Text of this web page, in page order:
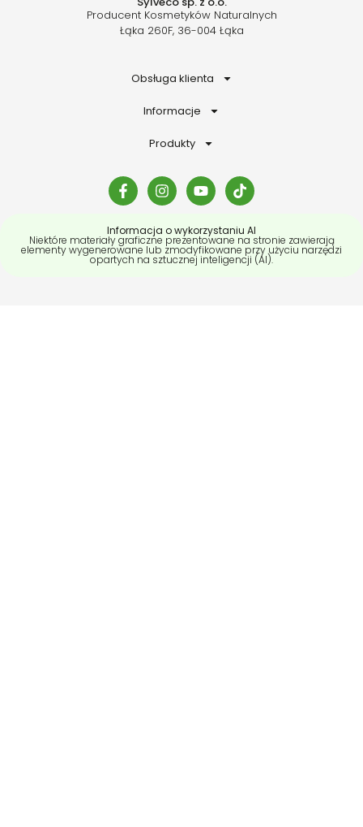
Producent Kosmetyków Naturalnych
Łąka 260F, 36-004 Łąka
Obsługa klienta
Informacje
Produkty
Informacja o wykorzystaniu AI
Niektóre materiały graficzne prezentowane na stronie zawierają
elementy wygenerowane lub zmodyfikowane przy użyciu narzędzi
opartych na sztucznej inteligencji (AI).